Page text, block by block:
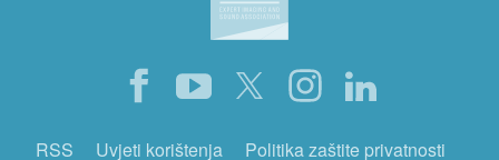
RSS Uvjeti korištenja Politika zaštite privatnosti